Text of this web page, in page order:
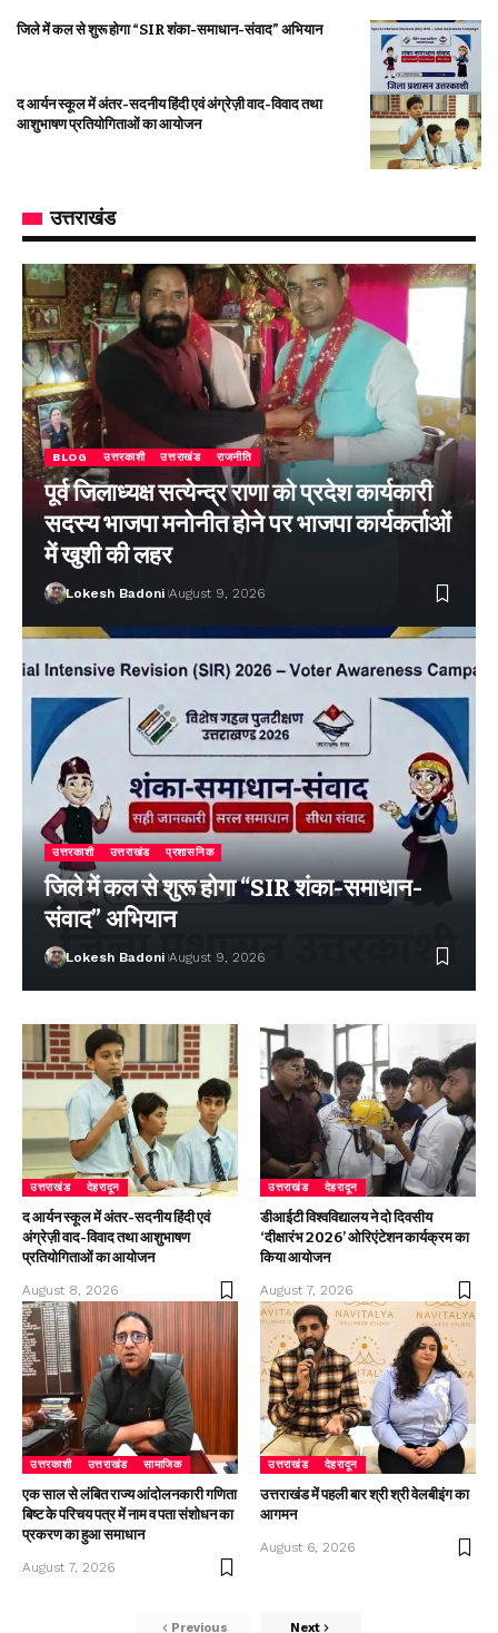
जिले में कल से शुरू होगा “SIR शंका-समाधान-संवाद” अभियान
द आर्यन स्कूल में अंतर-सदनीय हिंदी एवं अंग्रेज़ी वाद-विवाद तथा
आशुभाषण प्रतियोगिताओं का आयोजन
उत्तराखंड
BLOG उत्तरकाशी उत्तराखंड राजनीति
पूर्व जिलाध्यक्ष सत्येन्द्र राणा को प्रदेश कार्यकारी
सदस्य भाजपा मनोनीत होने पर भाजपा कार्यकर्ताओं
में खुशी की लहर
Lokesh Badoni August 9, 2026
उत्तरकाशी उत्तराखंड प्रशासनिक
जिले में कल से शुरू होगा “SIR शंका-समाधान-
संवाद” अभियान
Lokesh Badoni August 9, 2026
उत्तराखंड देहरादून
द आर्यन स्कूल में अंतर-सदनीय हिंदी एवं
अंग्रेज़ी वाद-विवाद तथा आशुभाषण
प्रतियोगिताओं का आयोजन
August 8, 2026
उत्तराखंड देहरादून
डीआईटी विश्वविद्यालय ने दो दिवसीय
‘दीक्षारंभ 2026’ ओरिएंटेशन कार्यक्रम का
किया आयोजन
August 7, 2026
उत्तरकाशी उत्तराखंड सामाजिक
एक साल से लंबित राज्य आंदोलनकारी गणिता
बिष्ट के परिचय पत्र में नाम व पता संशोधन का
प्रकरण का हुआ समाधान
August 7, 2026
उत्तराखंड देहरादून
उत्तराखंड में पहली बार श्री श्री वेलबीइंग का
आगमन
August 6, 2026
Previous Next